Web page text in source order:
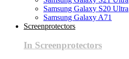
Samsung Galaxy S20 Ultra
Samsung Galaxy A71
Screenprotectors
In Screenprotectors